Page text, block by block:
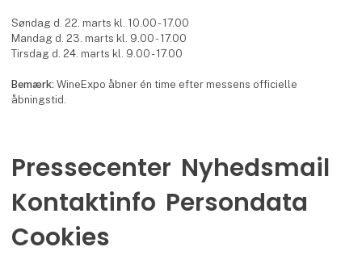
Søndag d. 22. marts kl. 10.00 - 17.00
Mandag d. 23. marts kl. 9.00 - 17.00
Tirsdag d. 24. marts kl. 9.00 - 17.00
Bemærk:WineExpo åbner én time efter messens officielle
åbningstid.
Pressecenter Nyhedsmail
Kontaktinfo Persondata
Cookies